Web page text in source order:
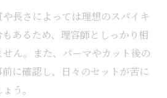
長さによっては理想のスパイキ
あるため、理容師としっかり相
ん。また、パーマやカット後の
に確認し、日々のセットが苦に
う。